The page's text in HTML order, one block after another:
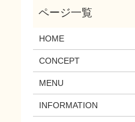
HOME
CONCEPT
MENU
INFORMATION